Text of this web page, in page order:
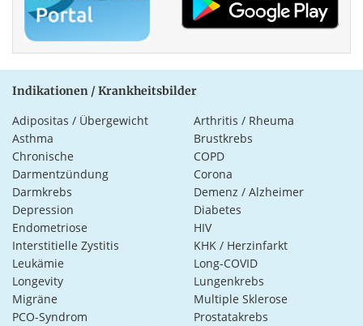
Indikationen / Krankheitsbilder
Adipositas / Übergewicht
Arthritis / Rheuma
Asthma
Brustkrebs
Chronische
Darmentzündung
COPD
Corona
Darmkrebs
Demenz / Alzheimer
Depression
Diabetes
Endometriose
HIV
Interstitielle Zystitis
KHK / Herzinfarkt
Leukämie
Long-COVID
Longevity
Lungenkrebs
Migräne
Multiple Sklerose
PCO-Syndrom
Prostatakrebs